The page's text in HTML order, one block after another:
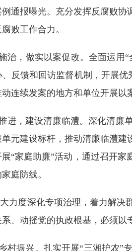
通报曝光。充分发挥反腐败
败工作合力。
治，做实以案促改。全面运用
反馈和回访监督机制，开展
连续发案的地方和单位开展
进，建设清廉临澧。深化清廉
元建设标杆，推动清廉临澧
“家庭助廉”活动，通过召开
庭防线。
大力度深化专项治理，着力解
、动摇党的执政根基，必须
村振兴。扎实开展“三湘护农”